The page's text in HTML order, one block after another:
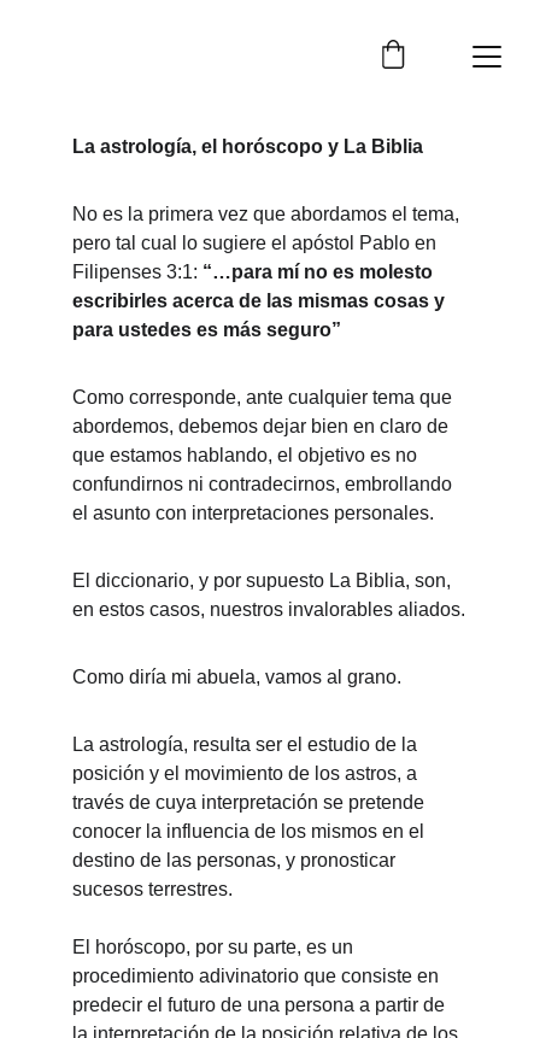
La astrología, el horóscopo y La Biblia
No es la primera vez que abordamos el tema,
pero tal cual lo sugiere el apóstol Pablo en
Filipenses 3:1: “…para mí no es molesto
escribirles acerca de las mismas cosas y
para ustedes es más seguro”
Como corresponde, ante cualquier tema que
abordemos, debemos dejar bien en claro de
que estamos hablando, el objetivo es no
confundirnos ni contradecirnos, embrollando
el asunto con interpretaciones personales.
El diccionario, y por supuesto La Biblia, son,
en estos casos, nuestros invalorables aliados.
Como diría mi abuela, vamos al grano.
La astrología, resulta ser el estudio de la
posición y el movimiento de los astros, a
través de cuya interpretación se pretende
conocer la influencia de los mismos en el
destino de las personas, y pronosticar
sucesos terrestres.
El horóscopo, por su parte, es un
procedimiento adivinatorio que consiste en
predecir el futuro de una persona a partir de
la interpretación de la posición relativa de los